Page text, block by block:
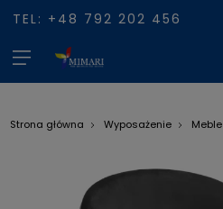
TEL: +48 792 202 456
Strona główna Wyposażenie Meble